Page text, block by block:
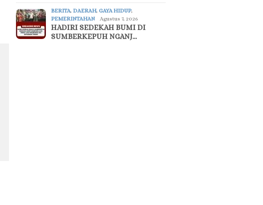
BERITA, DAERAH, GAYA HIDUP,
PEMERINTAHAN
Agustus 7, 2026
HADIRI SEDEKAH BUMI DI
SUMBERKEPUH NGANJ…